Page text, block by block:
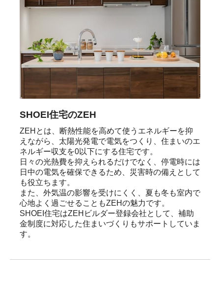
SHOEI住宅のZEH
ZEHとは、断熱性能を高めて使うエネルギーを抑
えながら、太陽光発電で電気をつくり、住まいのエ
ネルギー収支を0以下にする住宅です。
日々の光熱費を抑えられるだけでなく、停電時には
日中の電気を確保できるため、災害時の備えとして
も役立ちます。
また、外気温の影響を受けにくく、夏も冬も室内で
心地よく過ごせることもZEHの魅力です。
SHOEI住宅はZEHビルダー登録会社として、補助
金制度に対応した住まいづくりもサポートしていま
す。